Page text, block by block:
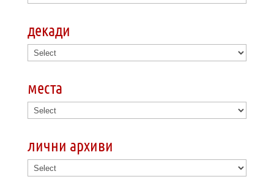
декади
места
лични архиви